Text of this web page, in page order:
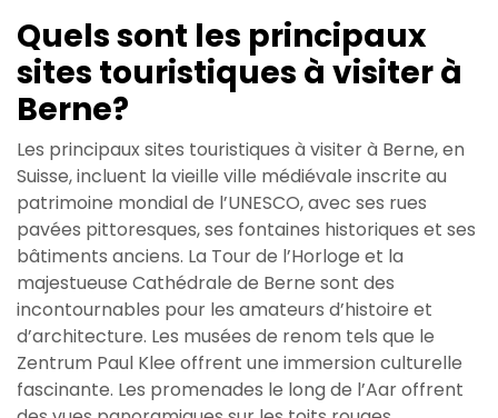
Quels sont les principaux
sites touristiques à visiter à
Berne?
Les principaux sites touristiques à visiter à Berne, en
Suisse, incluent la vieille ville médiévale inscrite au
patrimoine mondial de l’UNESCO, avec ses rues
pavées pittoresques, ses fontaines historiques et ses
bâtiments anciens. La Tour de l’Horloge et la
majestueuse Cathédrale de Berne sont des
incontournables pour les amateurs d’histoire et
d’architecture. Les musées de renom tels que le
Zentrum Paul Klee offrent une immersion culturelle
fascinante. Les promenades le long de l’Aar offrent